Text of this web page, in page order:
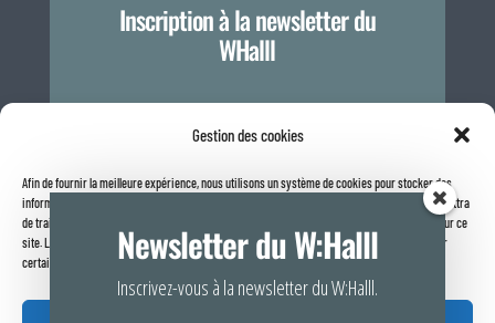
Gestion des cookies
Afin de fournir la meilleure expérience, nous utilisons un système de cookies pour stocker des
informations sur votre navigateur internet. Le fait de consentir à ces technologies nous permettra
de traiter des données telles que le comportement de navigation ou les identifiants uniques sur ce
site. Le fait de ne pas consentir ou de retirer son consentement peut avoir un effet négatif sur
certaines caractéristiques et fonctions.
Inscription à la newsletter du
WHalll
Je m'inscris
Newsletter du W:Halll
Inscrivez-vous à la newsletter du W:Halll.